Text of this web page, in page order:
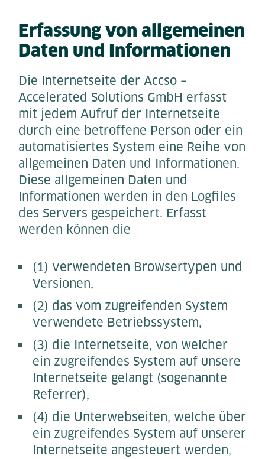
Erfassung von allgemeinen
Daten und Informationen
Die Internetseite der Accso –
Accelerated Solutions GmbH erfasst
mit jedem Aufruf der Internetseite
durch eine betroffene Person oder ein
automatisiertes System eine Reihe von
allgemeinen Daten und Informationen.
Diese allgemeinen Daten und
Informationen werden in den Logfiles
des Servers gespeichert. Erfasst
werden können die
(1) verwendeten Browsertypen und
Versionen,
(2) das vom zugreifenden System
verwendete Betriebssystem,
(3) die Internetseite, von welcher
ein zugreifendes System auf unsere
Internetseite gelangt (sogenannte
Referrer),
(4) die Unterwebseiten, welche über
ein zugreifendes System auf unserer
Internetseite angesteuert werden,